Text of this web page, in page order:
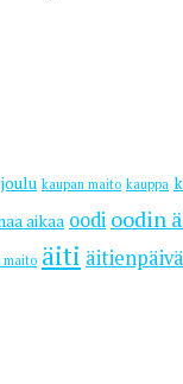
joulu kaupan maito kauppa
aikaa oodi oodin
maito äiti äitienpäivä